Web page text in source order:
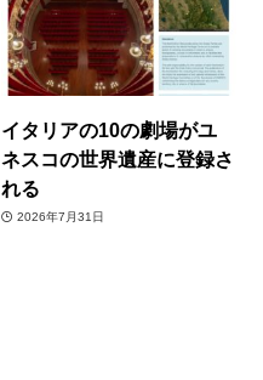
イタリアの10の劇場がユ
ネスコの世界遺産に登録さ
れる
2026年7月31日